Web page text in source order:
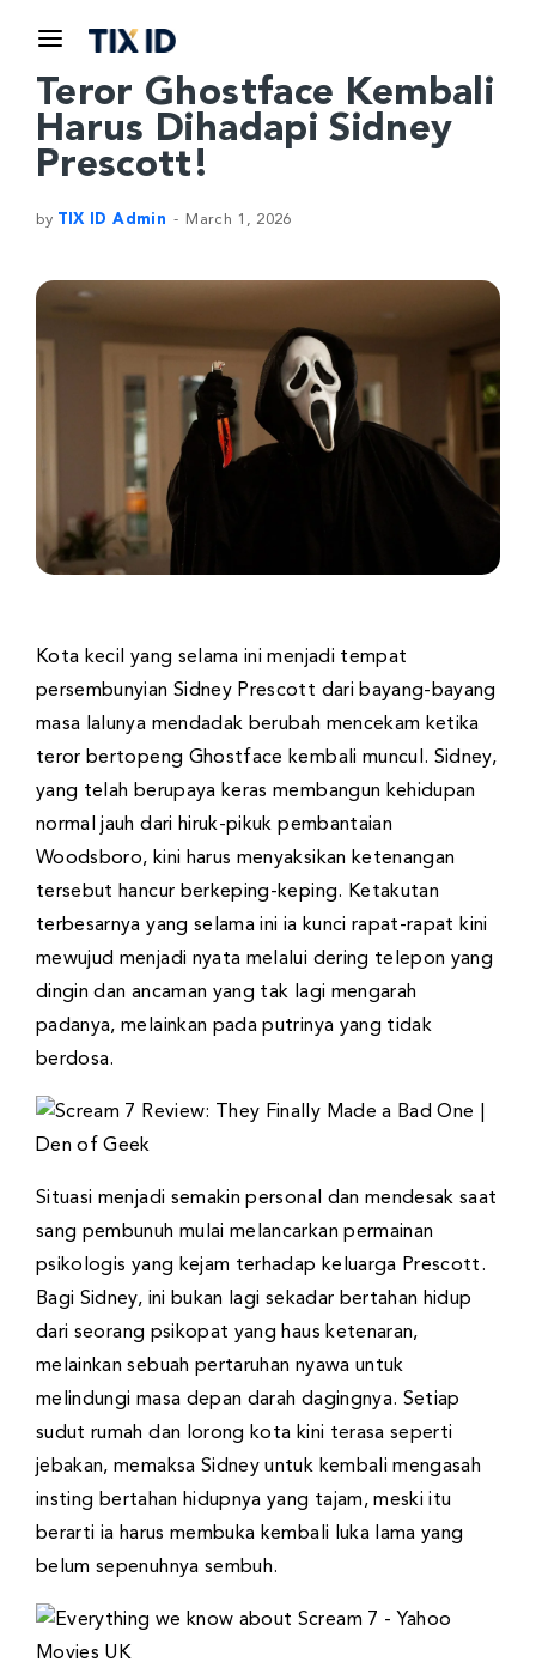
Teror Ghostface Kembali
Harus Dihadapi Sidney
Prescott!
by TIX ID Admin March 1, 2026
Kota kecil yang selama ini menjadi tempat
persembunyian Sidney Prescott dari bayang-bayang
masa lalunya mendadak berubah mencekam ketika
teror bertopeng Ghostface kembali muncul. Sidney,
yang telah berupaya keras membangun kehidupan
normal jauh dari hiruk-pikuk pembantaian
Woodsboro, kini harus menyaksikan ketenangan
tersebut hancur berkeping-keping. Ketakutan
terbesarnya yang selama ini ia kunci rapat-rapat kini
mewujud menjadi nyata melalui dering telepon yang
dingin dan ancaman yang tak lagi mengarah
padanya, melainkan pada putrinya yang tidak
berdosa.
Situasi menjadi semakin personal dan mendesak saat
sang pembunuh mulai melancarkan permainan
psikologis yang kejam terhadap keluarga Prescott.
Bagi Sidney, ini bukan lagi sekadar bertahan hidup
dari seorang psikopat yang haus ketenaran,
melainkan sebuah pertaruhan nyawa untuk
melindungi masa depan darah dagingnya. Setiap
sudut rumah dan lorong kota kini terasa seperti
jebakan, memaksa Sidney untuk kembali mengasah
insting bertahan hidupnya yang tajam, meski itu
berarti ia harus membuka kembali luka lama yang
belum sepenuhnya sembuh.